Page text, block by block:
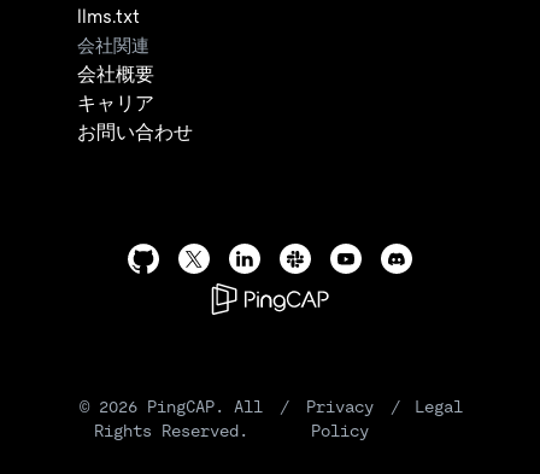
llms.txt
会社関連
会社概要
キャリア
お問い合わせ
© 2026PingCAP. All
Rights Reserved.
/
Privacy
Policy
/ Legal